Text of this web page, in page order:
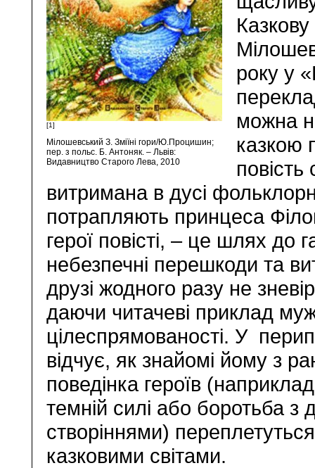
[1]
Мілошевський З. Зміїні гори/Ю.Процишин;
пер. з польс. Б. Антоняк. – Львів:
Видавництво Старого Лева, 2010
Казкову
року у
можна
казкою
витримана в дусі
потрапляють принцеса
герої повісті, – це шлях до
небезпечні перешкоди та
друзі жодного разу не
даючи читачеві приклад
цілеспрямованості. У
відчує, як знайомі йому з
поведінка героїв
темній силі або боротьба
створіннями)
казковими світами.